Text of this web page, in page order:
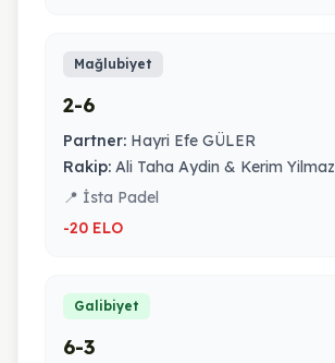
Mağlubiyet
2-6
Partner: Hayri Efe GÜLER
Rakip: Ali Taha Aydin & Kerim Yilmaz
📍 İsta Padel
-20 ELO
Galibiyet
6-3